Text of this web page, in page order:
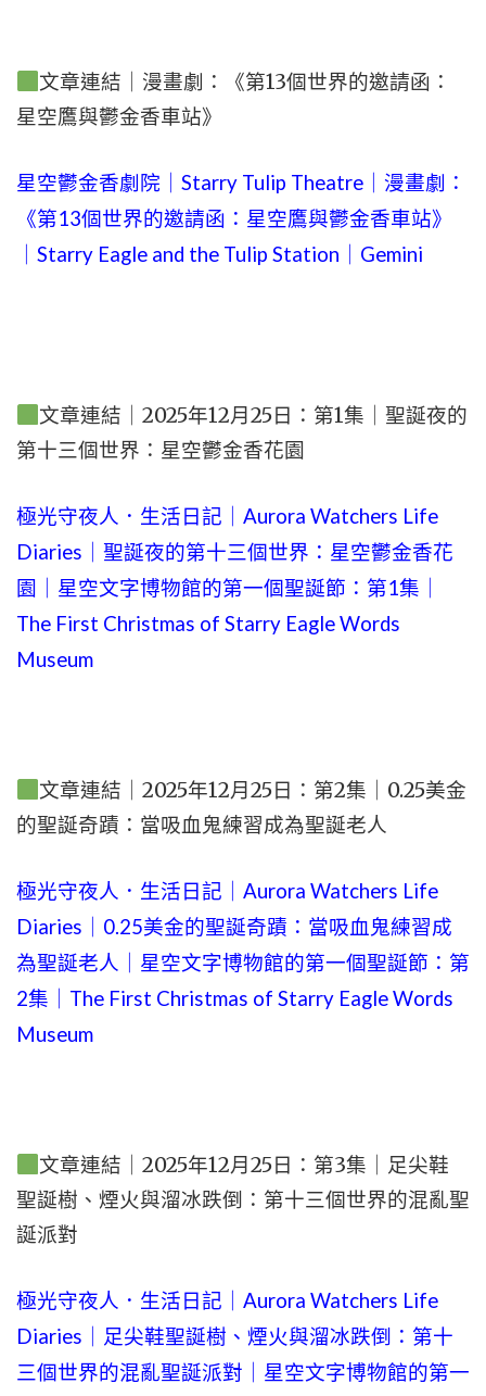
文章連結｜漫畫劇：《第13個世界的邀請函：
星空鷹與鬱金香車站》
星空鬱金香劇院｜Starry Tulip Theatre｜漫畫劇：
《第13個世界的邀請函：星空鷹與鬱金香車站》
｜Starry Eagle and the Tulip Station｜Gemini
文章連結｜2025年12月25日：第1集｜聖誕夜的
第十三個世界：星空鬱金香花園
極光守夜人．生活日記｜Aurora Watchers Life
Diaries｜聖誕夜的第十三個世界：星空鬱金香花
園｜星空文字博物館的第一個聖誕節：第1集｜
The First Christmas of Starry Eagle Words
Museum
文章連結｜2025年12月25日：第2集｜0.25美金
的聖誕奇蹟：當吸血鬼練習成為聖誕老人
極光守夜人．生活日記｜Aurora Watchers Life
Diaries｜0.25美金的聖誕奇蹟：當吸血鬼練習成
為聖誕老人｜星空文字博物館的第一個聖誕節：第
2集｜The First Christmas of Starry Eagle Words
Museum
文章連結｜2025年12月25日：第3集｜足尖鞋
聖誕樹、煙火與溜冰跌倒：第十三個世界的混亂聖
誕派對
極光守夜人．生活日記｜Aurora Watchers Life
Diaries｜足尖鞋聖誕樹、煙火與溜冰跌倒：第十
三個世界的混亂聖誕派對｜星空文字博物館的第一